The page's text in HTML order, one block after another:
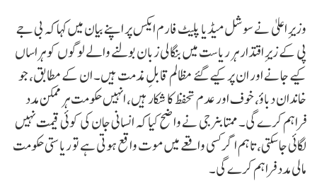
وزیرِ اعلیٰ نے سوشل میڈیا پلیٹ فارم ایکس پر اپنے بیان میں کہا کہ بی جے
پی کے زیرِ اقتدار ہر ریاست میں بنگالی زبان بولنے والے لوگوں کو ہراساں
کیے جانے اور ان پر کیے گئے مظالم قابلِ مذمت ہیں۔ ان کے مطابق، جو
خاندان دباؤ، خوف اور عدم تحفظ کا شکار ہیں، انہیں حکومت ہر ممکن مدد
فراہم کرے گی۔ ممتا بنرجی نے واضح کیا کہ انسانی جان کی کوئی قیمت نہیں
لگائی جا سکتی، تاہم اگر کسی واقعے میں موت واقع ہوتی ہے تو ریاستی حکومت
مالی مدد فراہم کرے گی۔